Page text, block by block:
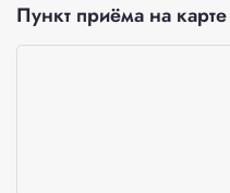
Пункт приёма на карте